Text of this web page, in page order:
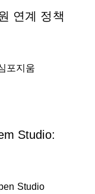
연계 정책
Studio: